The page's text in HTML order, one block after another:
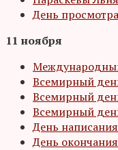
День
11 ноября
Всемирный
Всемирный
Всемирный
День
День